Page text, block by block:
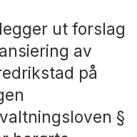
ut forslag
av
på
§